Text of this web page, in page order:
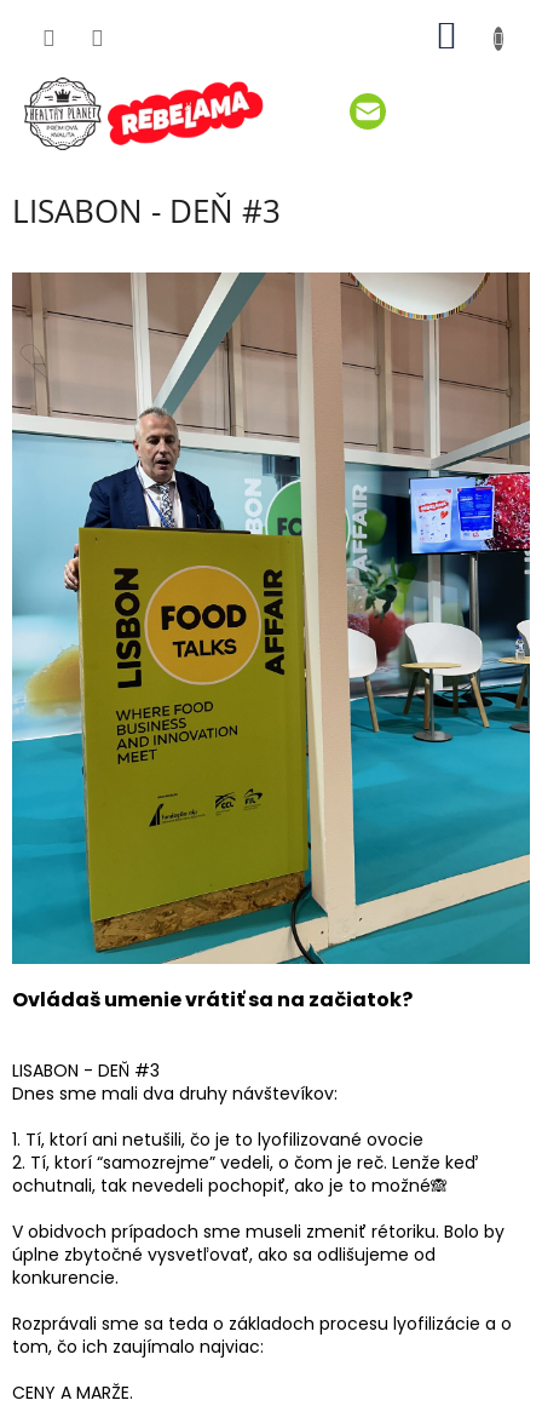
LISABON - DEŇ #3
Ovládaš umenie vrátiť sa na začiatok?
LISABON - DEŇ #3
Dnes sme mali dva druhy návštevíkov:
1. Tí, ktorí ani netušili, čo je to lyofilizované ovocie
2. Tí, ktorí “samozrejme” vedeli, o čom je reč. Lenže keď
ochutnali, tak nevedeli pochopiť, ako je to možné🙈
V obidvoch prípadoch sme museli zmeniť rétoriku. Bolo by
úplne zbytočné vysvetľovať, ako sa odlišujeme od
konkurencie.
Rozprávali sme sa teda o základoch procesu lyofilizácie a o
tom, čo ich zaujímalo najviac:
CENY A MARŽE.